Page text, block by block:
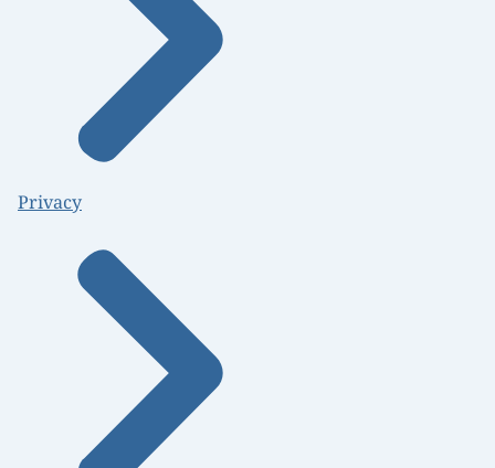
Privacy